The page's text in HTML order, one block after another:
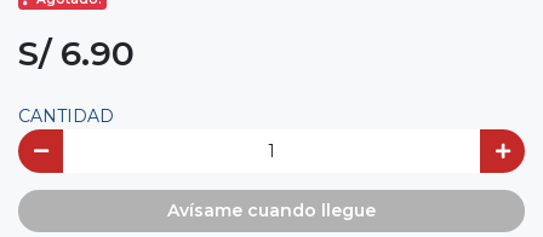
S/ 6.90
CANTIDAD
Avísame cuando llegue